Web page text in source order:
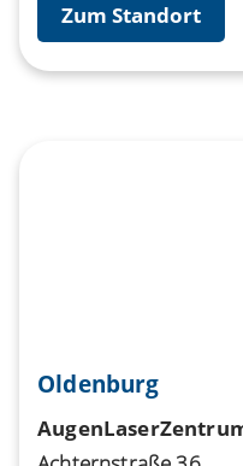
Zum Standort
Oldenburg